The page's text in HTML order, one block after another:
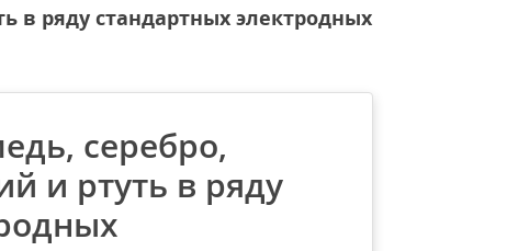
в ряду стандартных электродных
серебро,
и ртуть в ряду